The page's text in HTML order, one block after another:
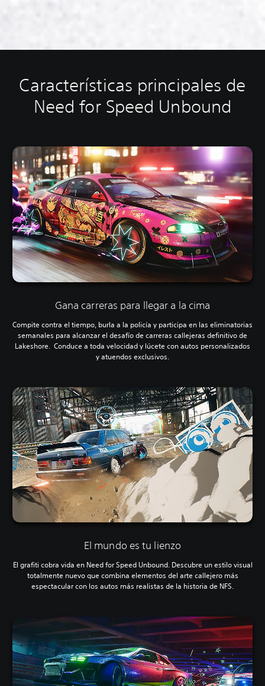
Características principales de
Need for Speed Unbound
Gana carreras para llegar a la cima
Compite contra el tiempo, burla a la policía y participa en las eliminatorias
semanales para alcanzar el desafío de carreras callejeras definitivo de
Lakeshore. Conduce a toda velocidad y lúcete con autos personalizados
y atuendos exclusivos.
El mundo es tu lienzo
El grafiti cobra vida en Need for Speed Unbound. Descubre un estilo visual
totalmente nuevo que combina elementos del arte callejero más
espectacular con los autos más realistas de la historia de NFS.